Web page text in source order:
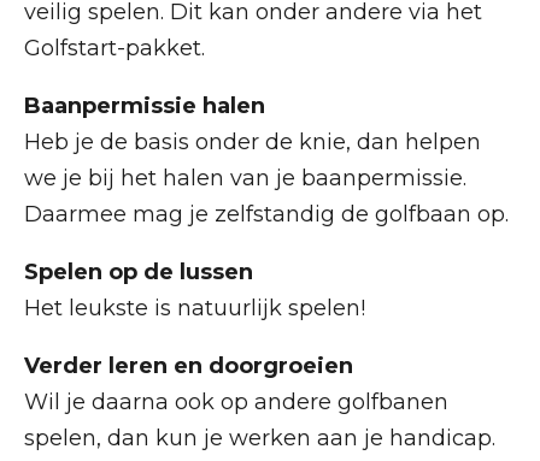
veilig spelen. Dit kan onder andere via het
Golfstart-pakket.
Baanpermissie halen
Heb je de basis onder de knie, dan helpen
we je bij het halen van je baanpermissie.
Daarmee mag je zelfstandig de golfbaan op.
Spelen op de lussen
Het leukste is natuurlijk spelen!
Verder leren en doorgroeien
Wil je daarna ook op andere golfbanen
spelen, dan kun je werken aan je handicap.